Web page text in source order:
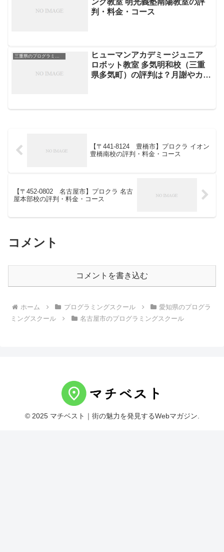
ング教室 明光義塾南陽教室の評
判・料金・コース
ヒューマンアカデミージュニア
ロボット教室 多気明和校（三重
県多気町）の評判は？月謝やカリ
【〒441-8124 豊橋市】プロクラ イオン
豊橋南校の評判・料金・コース
【〒452-0802 名古屋市】プロクラ 名古
屋本部校の評判・料金・コース
コメント
コメントを書き込む
ホーム プログラミングスクール
愛知県のプログラ
ミングスクール
名古屋市のプログラミングスクール
© 2025 マチベスト｜街の魅力を発見するWebマガジン.